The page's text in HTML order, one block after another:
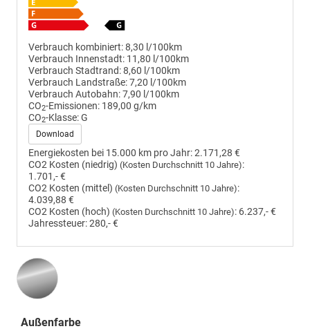
Verbrauch kombiniert:8,30 l/100km
Verbrauch Innenstadt: 11,80 l/100km
Verbrauch Stadtrand:8,60 l/100km
Verbrauch Landstraße:7,20 l/100km
Verbrauch Autobahn:7,90 l/100km
CO2-Emissionen: 189,00 g/km
CO2-Klasse:G
Download
Energiekosten bei 15.000 km pro Jahr:2.171,28 €
CO2 Kosten (niedrig) (Kosten Durchschnitt 10 Jahre):
1.701,- €
CO2 Kosten (mittel) (Kosten Durchschnitt 10 Jahre):
4.039,88 €
CO2 Kosten (hoch) (Kosten Durchschnitt 10 Jahre): 6.237,- €
Jahressteuer:280,- €
Außenfarbe